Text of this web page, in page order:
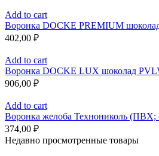
Add to cart
Воронка DOCKE PREMIUM
402,00 ₽
Add to cart
Воронка DOCKE LUX шоколад
906,00 ₽
Add to cart
Воронка желоба Технониколь
374,00 ₽
Недавно просмотренные товары